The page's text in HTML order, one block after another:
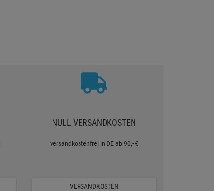
NULL VERSANDKOSTEN
versandkostenfrei in DE ab 90,- €
VERSANDKOSTEN